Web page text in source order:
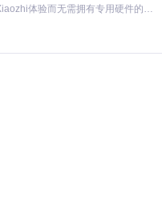
基于Python的Xiaozhi AI，适用于想要完整Xiaozhi体验而无需拥有专用硬件的用户。